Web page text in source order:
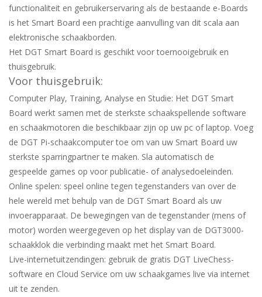
functionaliteit en gebruikerservaring als de bestaande e-Boards
is het Smart Board een prachtige aanvulling van dit scala aan
elektronische schaakborden.
Het DGT Smart Board is geschikt voor toernooigebruik en
thuisgebruik.
Voor thuisgebruik:
Computer Play, Training, Analyse en Studie: Het DGT Smart
Board werkt samen met de sterkste schaakspellende software
en schaakmotoren die beschikbaar zijn op uw pc of laptop. Voeg
de DGT Pi-schaakcomputer toe om van uw Smart Board uw
sterkste sparringpartner te maken. Sla automatisch de
gespeelde games op voor publicatie- of analysedoeleinden.
Online spelen: speel online tegen tegenstanders van over de
hele wereld met behulp van de DGT Smart Board als uw
invoerapparaat. De bewegingen van de tegenstander (mens of
motor) worden weergegeven op het display van de DGT3000-
schaakklok die verbinding maakt met het Smart Board.
Live-internetuitzendingen: gebruik de gratis DGT LiveChess-
software en Cloud Service om uw schaakgames live via internet
uit te zenden.